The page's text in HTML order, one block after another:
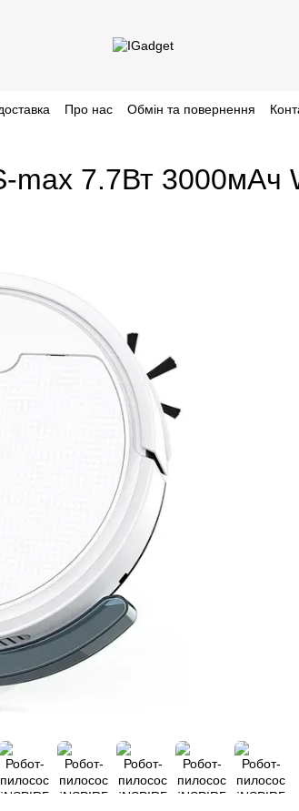
Про нас Обмін та повернення
max 7.7Вт 3000мАч